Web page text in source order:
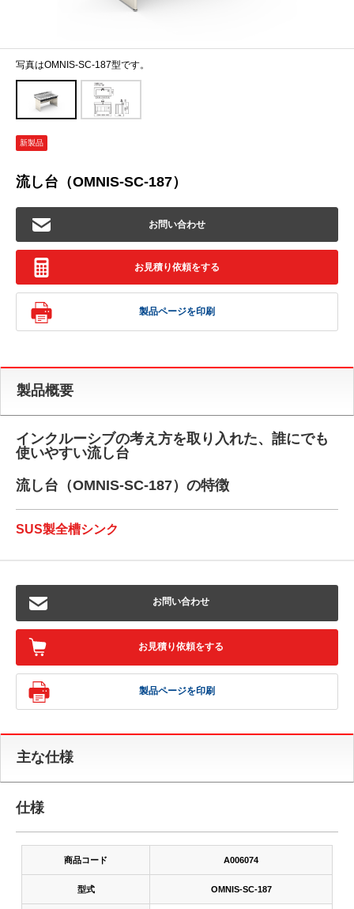
写真はOMNIS-SC-187型です。
新製品
流し台（OMNIS-SC-187）
お問い合わせ
お見積り依頼をする
製品ページを印刷
製品概要
インクルーシブの考え方を取り入れた、誰にでも
使いやすい流し台
流し台（OMNIS-SC-187）の特徴
SUS製全槽シンク
お問い合わせ
お見積り依頼をする
製品ページを印刷
主な仕様
仕様
商品コード A006074
型式 OMNIS-SC-187